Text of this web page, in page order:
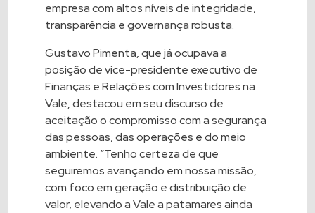
empresa com altos níveis de integridade,
transparência e governança robusta.
Gustavo Pimenta, que já ocupava a
posição de vice-presidente executivo de
Finanças e Relações com Investidores na
Vale, destacou em seu discurso de
aceitação o compromisso com a segurança
das pessoas, das operações e do meio
ambiente. “Tenho certeza de que
seguiremos avançando em nossa missão,
com foco em geração e distribuição de
valor, elevando a Vale a patamares ainda